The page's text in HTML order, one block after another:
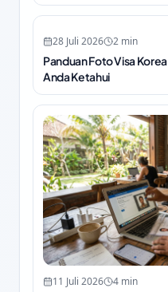
28 Juli 2026 2 min
Panduan Foto Visa
Anda Ketahui
11 Juli 2026 4 min